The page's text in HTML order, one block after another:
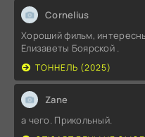
Cornelius
Хороший фильм,
Елизаветы Боярской .
ТОННЕЛЬ (2025)
Zane
а чего. Прикольный.